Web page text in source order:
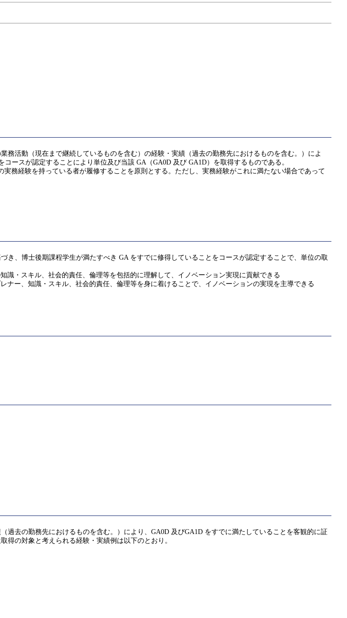
活動（現在まで継続しているものを含む）の経験・実績（過去の勤務先におけるものを含む。）によ
ースが認定することにより単位及び当該 GA（GA0D 及び GA1D）を取得するものである。
務経験を持っている者が履修することを原則とする。ただし、実務経験がこれに満たない場合であって
、博士後期課程学生が満たすべき GA をすでに修得していることをコースが認定することで、単位の取
・スキル、社会的責任、倫理等を包括的に理解して、イノベーション実現に貢献できる
ー、知識・スキル、社会的責任、倫理等を身に着けることで、イノベーションの実現を主導できる
去の勤務先におけるものを含む。）により、GA0D 及びGA1D をすでに満たしていることを客観的に証
得の対象と考えられる経験・実績例は以下のとおり。